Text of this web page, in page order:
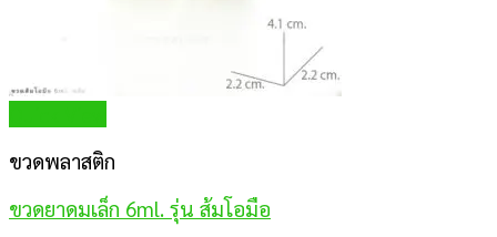
ขวดพลาสติก
ขวดยาดมเล็ก 6ml. รุ่น ส้มโอมือ